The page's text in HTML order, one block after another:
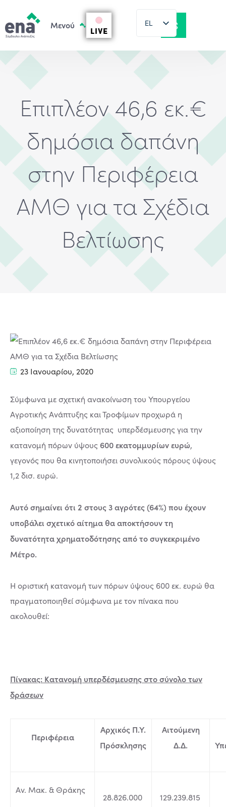
LIVE
EL
EN
Επιπλέον 46,6 εκ.€
δημόσια δαπάνη
στην Περιφέρεια
ΑΜΘ για τα Σχέδια
Βελτίωσης
23 Ιανουαρίου, 2020
Σύμφωνα με σχετική ανακοίνωση του Υπουργείου
Αγροτικής Ανάπτυξης και Τροφίμων προχωρά η
αξιοποίηση της δυνατότητας υπερδέσμευσης για την
κατανομή πόρων ύψους 600 εκατομμυρίων ευρώ,
γεγονός που θα κινητοποιήσει συνολικούς πόρους ύψους
1,2 δισ. ευρώ.
Αυτό σημαίνει ότι 2 στους 3 αγρότες (64%) που έχουν
υποβάλει σχετικό αίτημα θα αποκτήσουν τη
δυνατότητα χρηματοδότησης από το συγκεκριμένο
Μέτρο.
Η οριστική κατανομή των πόρων ύψους 600 εκ. ευρώ θα
πραγματοποιηθεί σύμφωνα με τον πίνακα που
ακολουθεί:
Πίνακας: Κατανομή υπερδέσμευσης στο σύνολο των
δράσεων
Περιφέρεια
Αρχικός Π.Υ.
Πρόσκλησης
Αιτούμενη
Δ.Δ.
Αν. Μακ. & Θράκης
28.826.000 129.239.815